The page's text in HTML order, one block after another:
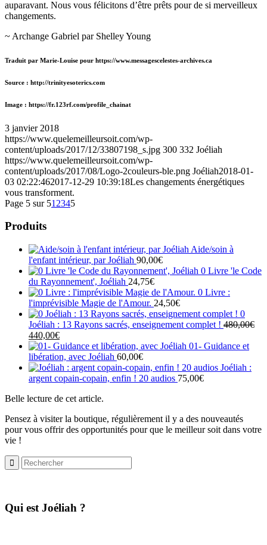
auparavant. Nous vous félicitons d’être prêts pour de si merveilleux
changements.
~ Archange Gabriel par Shelley Young
Traduit par Marie-Louise pour https://www.messagescelestes-archives.ca
Source : http://trinityesoterics.com
Image : https://fr.123rf.com/profile_chainat
3 janvier 2018
https://www.quelemeilleursoit.com/wp-
content/uploads/2017/12/33807198_s.jpg 300 332 Joéliah
https://www.quelemeilleursoit.com/wp-
content/uploads/2017/08/Logo-2couleurs-ble.png Joéliah2018-01-
03 02:22:462017-12-29 10:39:18Les changements énergétiques
vous transforment.
Page 5 sur 51 2345
Produits
Aide/soin à
l'enfant intérieur, par Joéliah 90,00€
0 Livre 'le Code
du Rayonnement', Joéliah 24,75€
0 Livre :
l'imprévisible Magie de l'Amour. 24,50€
0
Joéliah : 13 Rayons sacrés, enseignement complet ! 480,00€
Le
prix
initial
était :
480,00€.
440,00€Le
prix
actuel
est :
440,00€.
01- Guidance et
libération, avec Joéliah 60,00€
Joéliah :
argent copain-copain, enfin ! 20 audios 75,00€
Belle lecture de cet article.
Pensez à visiter la boutique, régulièrement il y a des nouveautés
pour vous offrir des opportunités pour que le meilleur soit dans votre
vie !
​Qui est Joéliah ?